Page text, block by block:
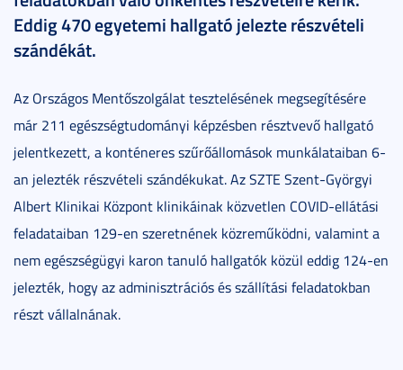
Eddig 470 egyetemi hallgató jelezte részvételi
szándékát.
Az Országos Mentőszolgálat tesztelésének megsegítésére
már 211 egészségtudományi képzésben résztvevő hallgató
jelentkezett, a konténeres szűrőállomások munkálataiban 6-
an jelezték részvételi szándékukat. Az SZTE Szent-Györgyi
Albert Klinikai Központ klinikáinak közvetlen COVID-ellátási
feladataiban 129-en szeretnének közreműködni, valamint a
nem egészségügyi karon tanuló hallgatók közül eddig 124-en
jelezték, hogy az adminisztrációs és szállítási feladatokban
részt vállalnának.